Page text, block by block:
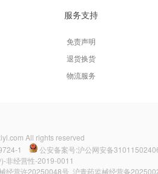
服务支持
免责声明
退货换货
物流服务
All rights reserved
1
公安备案号:沪公网安备
)-非经营性-2019-0011
经营许20250048号 沪青药监械经营备